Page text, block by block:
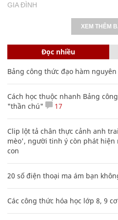
GIA ĐÌNH
XEM THÊM
Đọc nhiều
Bảng công thức đạo hàm
Cách học thuộc nhanh Bảng
"thần chú"
17
Clip lột tả chân thực cảnh anh
mèo', người tinh ý còn phát hiện
con
20 số điện thoại ma ám bạn
Các công thức hóa học lớp 8, 9